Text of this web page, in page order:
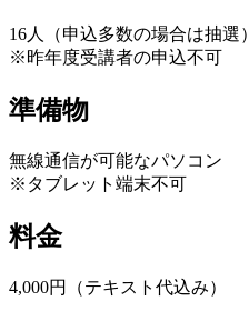
16人（申込多数の場合は抽選）
※昨年度受講者の申込不可
準備物
無線通信が可能なパソコン
※タブレット端末不可
料金
4,000円（テキスト代込み）